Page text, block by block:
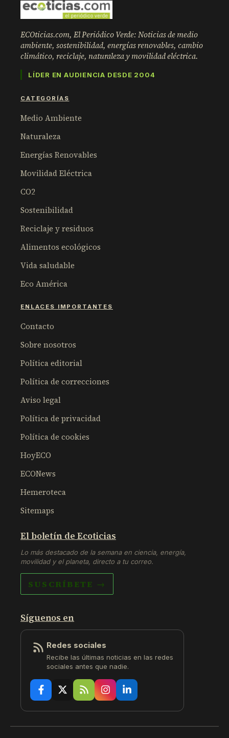
ECOticias.com, El Periódico Verde: Noticias de medio
ambiente, sostenibilidad, energías renovables, cambio
climático, reciclaje, naturaleza y movilidad eléctrica.
LÍDER EN AUDIENCIA DESDE 2004
CATEGORÍAS
Medio Ambiente
Naturaleza
Energías Renovables
Movilidad Eléctrica
CO2
Sostenibilidad
Reciclaje y residuos
Alimentos ecológicos
Vida saludable
Eco América
ENLACES IMPORTANTES
Contacto
Sobre nosotros
Política editorial
Política de correcciones
Aviso legal
Política de privacidad
Política de cookies
HoyECO
ECONews
Hemeroteca
Sitemaps
El boletín de Ecoticias
Lo más destacado de la semana en ciencia, energía,
movilidad y el planeta, directo a tu correo.
SUSCRÍBETE →
Síguenos en
Redes sociales
Recibe las últimas noticias en las redes
sociales antes que nadie.